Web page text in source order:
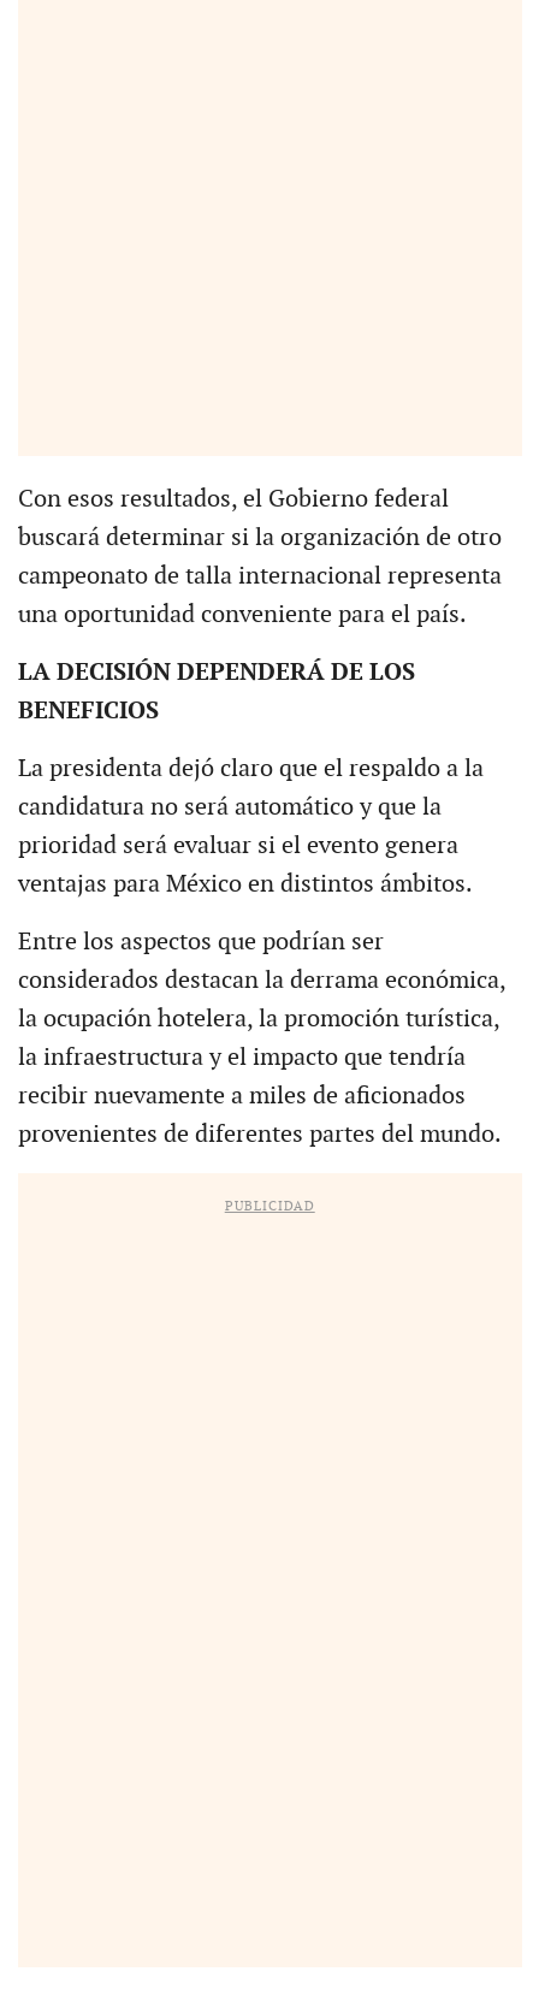
Con esos resultados, el Gobierno federal
buscará determinar si la organización de otro
campeonato de talla internacional representa
una oportunidad conveniente para el país.
LA DECISIÓN DEPENDERÁ DE LOS
BENEFICIOS
La presidenta dejó claro que el respaldo a la
candidatura no será automático y que la
prioridad será evaluar si el evento genera
ventajas para México en distintos ámbitos.
Entre los aspectos que podrían ser
considerados destacan la derrama económica,
la ocupación hotelera, la promoción turística,
la infraestructura y el impacto que tendría
recibir nuevamente a miles de aficionados
provenientes de diferentes partes del mundo.
PUBLICIDAD